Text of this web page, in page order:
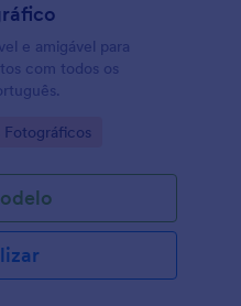
e amigável para
com todos os
Fotográficos